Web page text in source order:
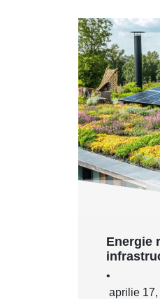
Energie
•
aprilie